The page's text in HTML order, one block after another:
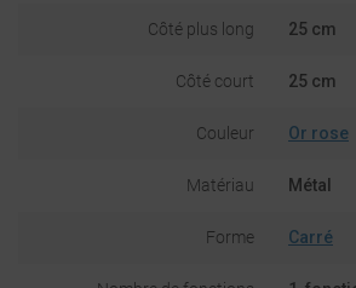
Côté plus long 25 cm
Côté court 25 cm
Couleur Or rose
Matériau Métal
Forme Carré